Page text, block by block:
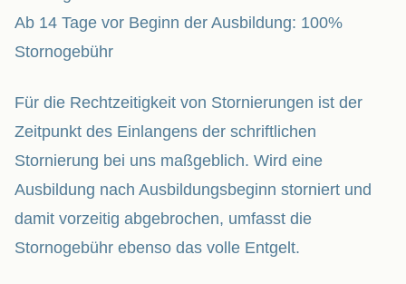
Ab 14 Tage vor Beginn der Ausbildung: 100%
Stornogebühr
Für die Rechtzeitigkeit von Stornierungen ist der
Zeitpunkt des Einlangens der schriftlichen
Stornierung bei uns maßgeblich. Wird eine
Ausbildung nach Ausbildungsbeginn storniert und
damit vorzeitig abgebrochen, umfasst die
Stornogebühr ebenso das volle Entgelt.